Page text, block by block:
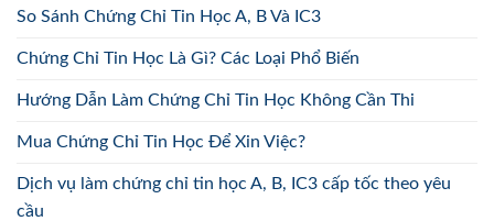
So Sánh Chứng Chỉ Tin Học A, B Và IC3
Chứng Chỉ Tin Học Là Gì? Các Loại Phổ Biến
Hướng Dẫn Làm Chứng Chỉ Tin Học Không Cần Thi
Mua Chứng Chỉ Tin Học Để Xin Việc?
Dịch vụ làm chứng chỉ tin học A, B, IC3 cấp tốc theo yêu
cầu